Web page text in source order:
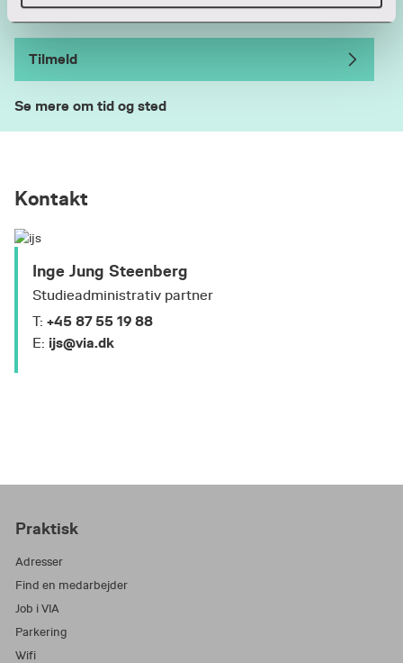
Tilmeld
Se mere om tid og sted
Kontakt
Inge Jung Steenberg
Studieadministrativ partner
T: +45 87 55 19 88
E: ijs@via.dk
Praktisk
Adresser
Find en medarbejder
Job i VIA
Parkering
Wifi